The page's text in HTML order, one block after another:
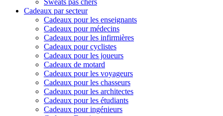
Cadeaux par secteur
Cadeaux pour les enseignants
Cadeaux pour médecins
Cadeaux pour les infirmières
Cadeaux pour cyclistes
Cadeaux pour les joueurs
Cadeaux de motard
Cadeaux pour les voyageurs
Cadeaux pour les chasseurs
Cadeaux pour les architectes
Cadeaux pour les étudiants
Cadeaux pour ingénieurs